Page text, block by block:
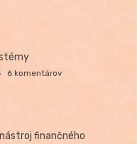
6 komentárov
finančného